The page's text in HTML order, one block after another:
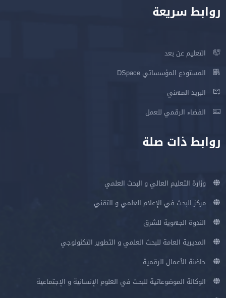
روابط سريعة
التعليم عن بعد
المستودع المؤسساتي DSpace
البريد المهني
الفضاء الرقمي للعمل
روابط ذات صلة
وزارة التعليم العالي و البحث العلمي
مركز البحث في الإعلام العلمي و التقني
الندوة الجهوية للشرق
المديرية العامة للبحث العلمي و التطوير التكنولوجي
حاضنة الأعمال الرقمية
الوكالة الموضوعاتية للبحث في العلوم الإنسانية و الإجتماعية